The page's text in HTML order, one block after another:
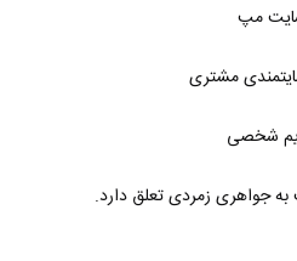
مپ
مشتری
شخصی
جواهری زمردی تعلق دارد.